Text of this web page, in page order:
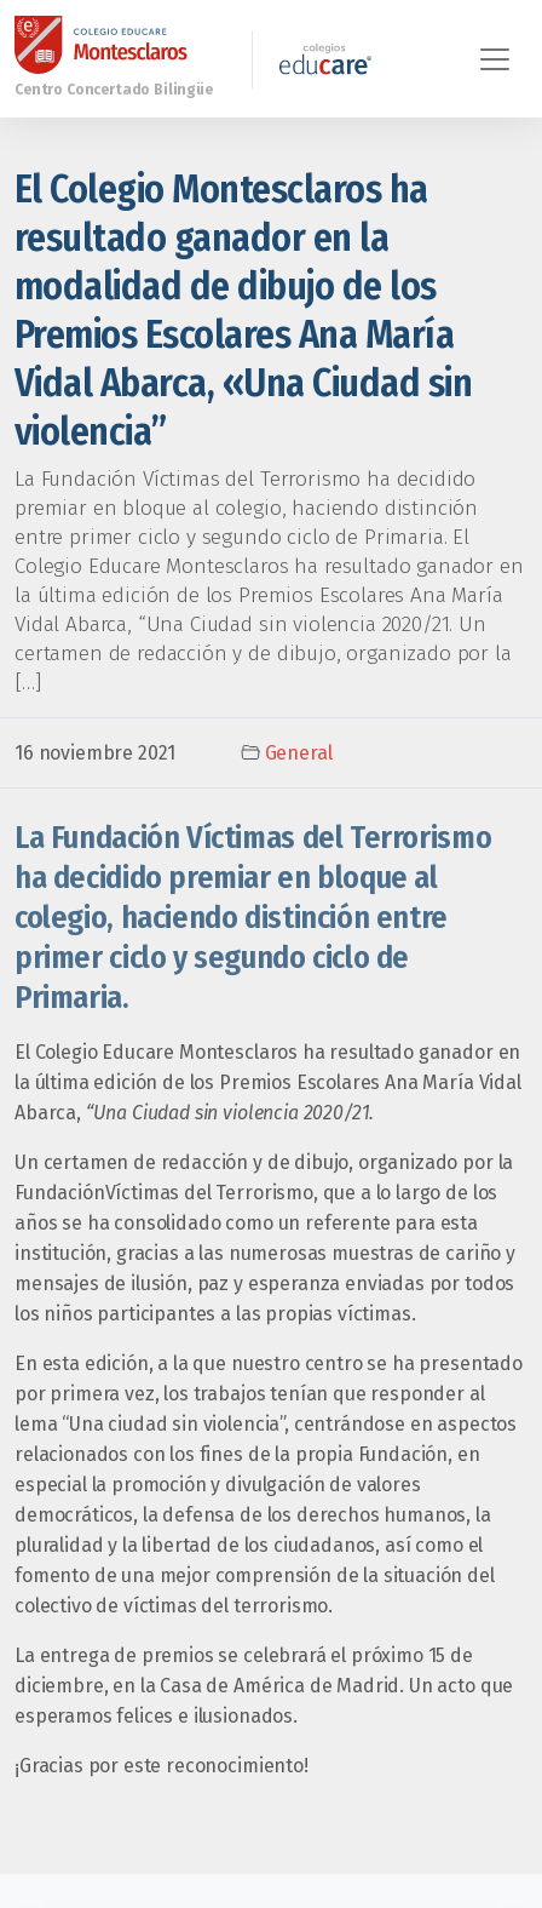
El Colegio Montesclaros ha
resultado ganador en la
modalidad de dibujo de los
Premios Escolares Ana María
Vidal Abarca, «Una Ciudad sin
violencia”
La Fundación Víctimas del Terrorismo ha decidido
premiar en bloque al colegio, haciendo distinción
entre primer ciclo y segundo ciclo de Primaria. El
Colegio Educare Montesclaros ha resultado ganador en
la última edición de los Premios Escolares Ana María
Vidal Abarca, “Una Ciudad sin violencia 2020/21. Un
certamen de redacción y de dibujo, organizado por la
[…]
16 noviembre 2021 General
La Fundación Víctimas del Terrorismo
ha decidido premiar en bloque al
colegio, haciendo distinción entre
primer ciclo y segundo ciclo de
Primaria.
El Colegio Educare Montesclaros ha resultado ganador en
la última edición de los Premios Escolares Ana María Vidal
Abarca, “Una Ciudad sin violencia 2020/21.
Un certamen de redacción y de dibujo, organizado por la
FundaciónVíctimas del Terrorismo, que a lo largo de los
años se ha consolidado como un referente para esta
institución, gracias a las numerosas muestras de cariño y
mensajes de ilusión, paz y esperanza enviadas por todos
los niños participantes a las propias víctimas.
En esta edición, a la que nuestro centro se ha presentado
por primera vez, los trabajos tenían que responder al
lema “Una ciudad sin violencia”, centrándose en aspectos
relacionados con los fines de la propia Fundación, en
especial la promoción y divulgación de valores
democráticos, la defensa de los derechos humanos, la
pluralidad y la libertad de los ciudadanos, así como el
fomento de una mejor comprensión de la situación del
colectivo de víctimas del terrorismo.
La entrega de premios se celebrará el próximo 15 de
diciembre, en la Casa de América de Madrid. Un acto que
esperamos felices e ilusionados.
¡Gracias por este reconocimiento!